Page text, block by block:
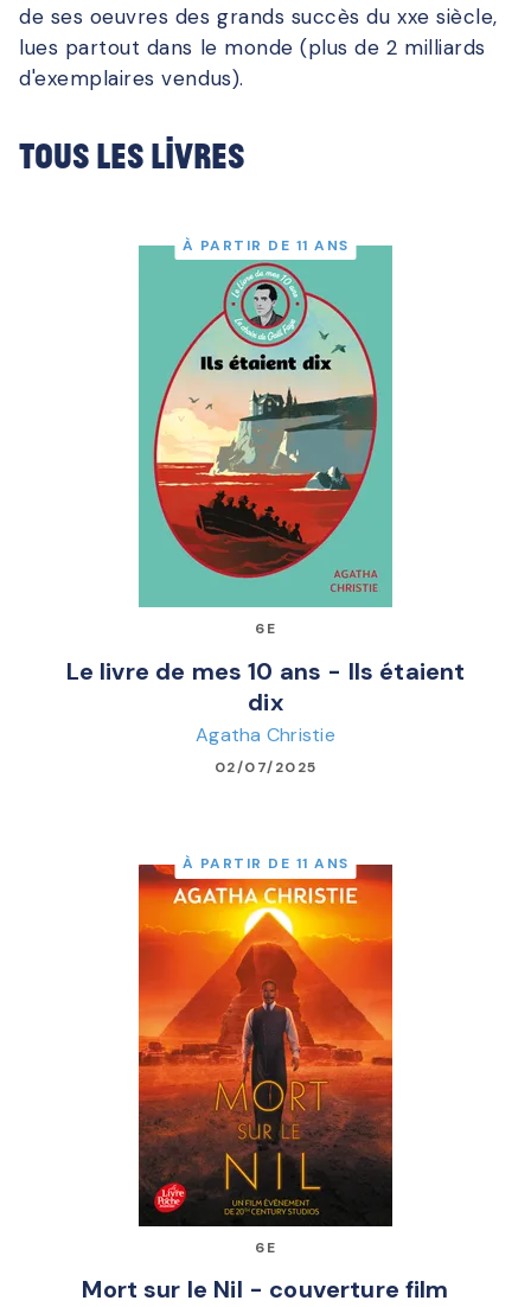
de ses oeuvres des grands succès du xxe siècle,
lues partout dans le monde (plus de 2 milliards
d'exemplaires vendus).
Tous les livres
À PARTIR DE 11 ANS
6E
Le livre de mes 10 ans - Ils étaient
dix
Agatha Christie
02/07/2025
À PARTIR DE 11 ANS
6E
Mort sur le Nil - couverture film